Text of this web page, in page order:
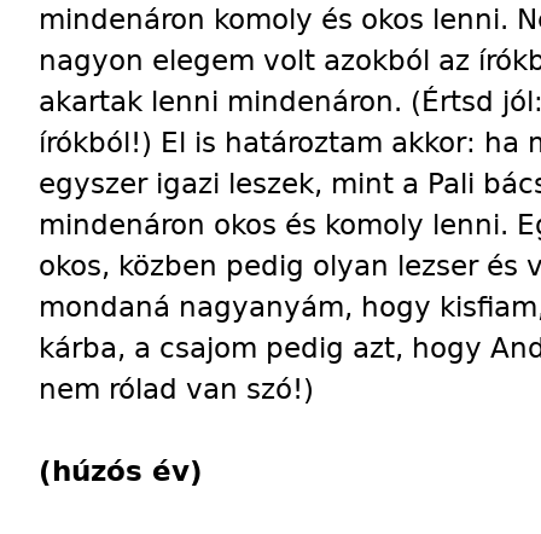
mindenáron komoly és okos lenni.
nagyon elegem volt azokból az
akartak lenni mindenáron. (Értsd
írókból!) El is határoztam akkor: ha
egyszer igazi leszek, mint a Pali
mindenáron okos és komoly lenni.
okos, közben pedig olyan lezser és
mondaná nagyanyám, hogy
kárba, a csajom pedig azt, hogy
nem rólad van szó!)
(húzós év)